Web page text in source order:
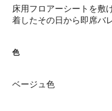
床用フロアーシートを敷
着したその日から即席バ
色
ベージュ色